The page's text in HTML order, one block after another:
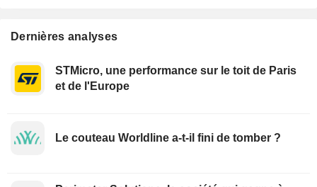
Dernières analyses
STMicro, une performance sur le toit de Paris
et de l'Europe
Le couteau Worldline a-t-il fini de tomber ?